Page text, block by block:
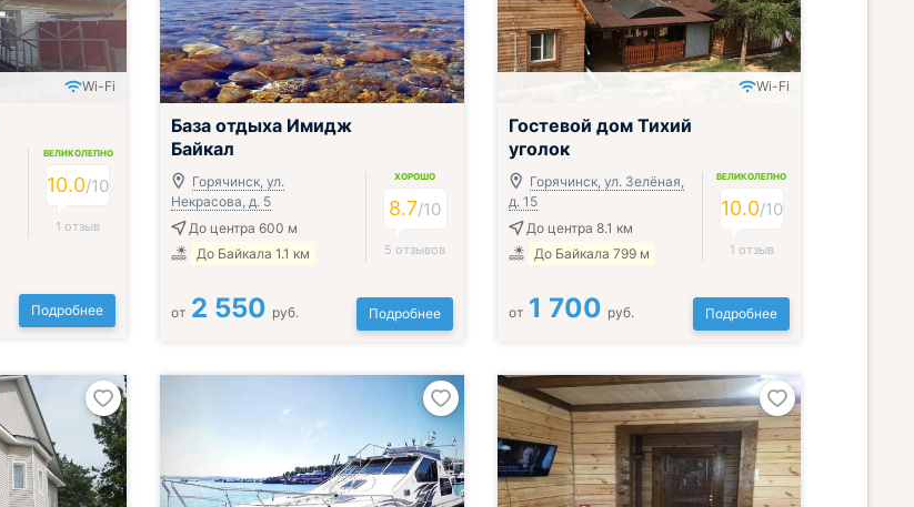
Wi-Fi
ВЕЛИКОЛЕПНО
10.0/10
1 отзыв
Подробнее
База отдыха Имидж
Байкал
Горячинск, ул.
Некрасова, д. 5
До центра 600 м
До Байкала 1.1 км
ХОРОШО
8.7/10
5 отзывов
от 2 550 руб. Подробнее
Wi-Fi
Гостевой дом Тихий
уголок
Горячинск, ул. Зелёная,
д. 15
До центра 8.1 км
До Байкала 799 м
ВЕЛИКОЛЕПНО
10.0/10
1 отзыв
от 1 700 руб. Подробнее